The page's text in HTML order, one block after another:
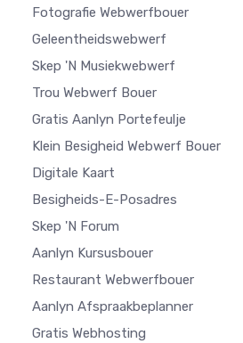
Fotografie Webwerfbouer
Geleentheidswebwerf
Skep 'n Musiekwebwerf
Trou Webwerf Bouer
Gratis Aanlyn Portefeulje
Klein Besigheid Webwerf Bouer
Digitale Kaart
Besigheids-E-Posadres
Skep 'n Forum
Aanlyn Kursusbouer
Restaurant Webwerfbouer
Aanlyn Afspraakbeplanner
Gratis Webhosting